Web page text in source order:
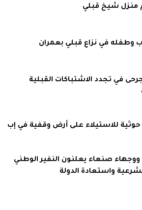
منزل شيخ قبلي
وطفله في نزاع قبلي بعمران
في تجدد الاشتباكات القبلية
حوثية للاستيلاء على أرض وقفية في إب
صنعاء يعلنون النفير الوطني
واستعادة الدولة